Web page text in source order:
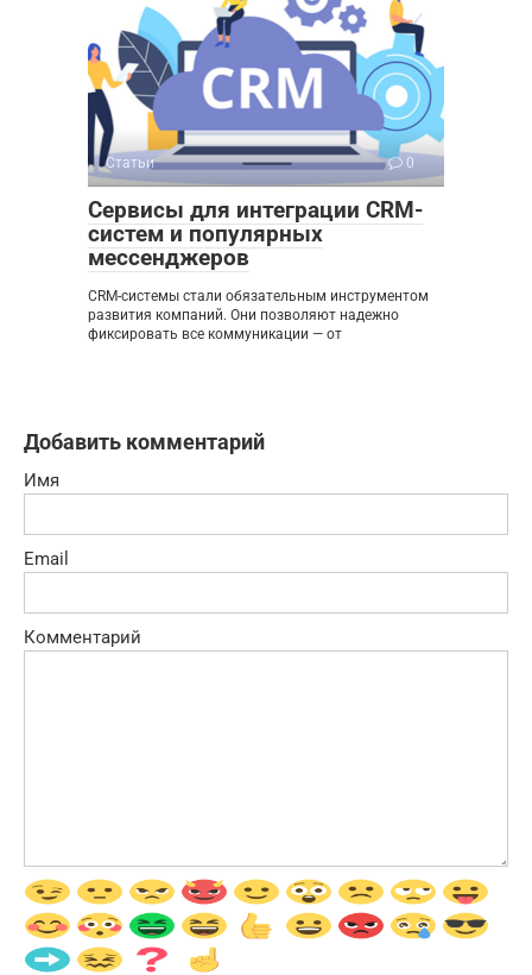
Статьи 0
Сервисы для интеграции CRM-
систем и популярных
мессенджеров
CRM-системы стали обязательным инструментом
развития компаний. Они позволяют надежно
фиксировать все коммуникации — от
Добавить комментарий
Имя
Email
Комментарий